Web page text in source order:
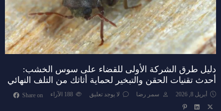
دليل طرق الشركة الأولى للقضاء على سوس الخشب:
أحدث تقنيات الحقن والتبخير لحماية أثاثك من التلف النهائي
أبريل 8, 2026 سمر رضا لا يوجد تعليق الآراء Share on